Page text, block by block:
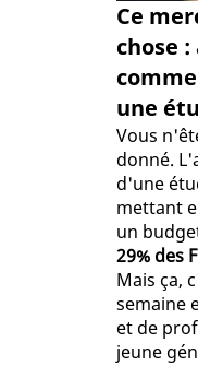
Ce
chose
une
Vous
donné.
d'une
mettant
un
29% des
Mais ça,
semaine
et de
jeune